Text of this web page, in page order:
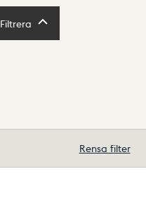
Filtrera
Rensa filter